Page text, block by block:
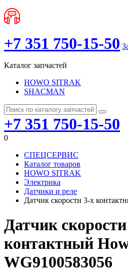
+7 351 750-15-50
Каталог запчастей
HOWO SITRAK
SHACMAN
+7 351 750-15-50
0
СПЕЦСЕРВИС
Каталог товаров
HOWO SITRAK
Электрика
Датчики и реле
Датчик скорости 3-х
Датчик
контактный
WG9100583056